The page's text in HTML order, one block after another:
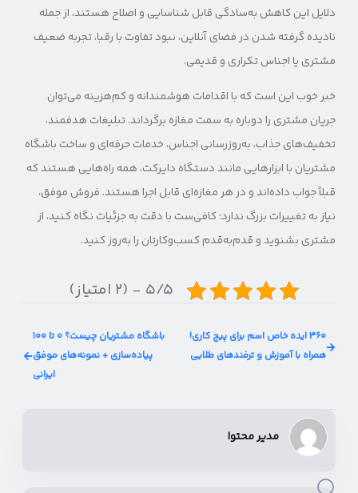
دلایل این کاهش به‌سادگی قابل شناسایی و اصلاح هستند، از جمله
نادیده گرفته شدن در فضای آنلاین، نبود تفاوت با رقبا، تجربه ضعیف
مشتری یا اجناس تکراری و قدیمی.
خبر خوب این است که با اقدامات هوشمندانه و کم‌هزینه می‌توان
جریان مشتری را دوباره به سمت مغازه برگرداند. تبلیغات هدفمند،
تخفیف‌های جذاب، به‌روزرسانی اجناس، خدمات حرفه‌ای و ساخت باشگاه
مشتریان با ابزارهایی مانند دستگاه دایرکت، همه راه‌هایی هستند که
قبلاً جواب داده‌اند و در هر مغازه‌ای قابل اجرا هستند. فروش موفق،
نیاز به تغییرات بزرگ ندارد؛ کافی‌ست با دقت به جزئیات نگاه کنید، از
مشتری بشنوید و قدم‌به‌قدم کسب‌وکارتان را به‌روز کنید.
۵/۵ - (۲ امتیاز)
۳۶۰ ایده خاص اسم برای پیج کاری!
همراه با آموزش و ترفندهای طلایی
باشگاه مشتریان چیست؟ ۰ تا ۱۰۰
پیاده‌سازی + نمونه‌های موفق
ایرانی
مدیر محتوا